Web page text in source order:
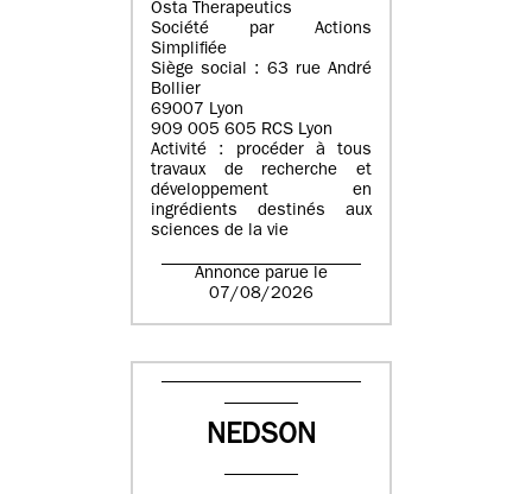
Osta Therapeutics
Société par Actions
Simplifiée
Siège social : 63 rue André
Bollier
69007 Lyon
909 005 605 RCS Lyon
Activité : procéder à tous
travaux de recherche et
développement en
ingrédients destinés aux
sciences de la vie
Annonce parue le
07/08/2026
NEDSON